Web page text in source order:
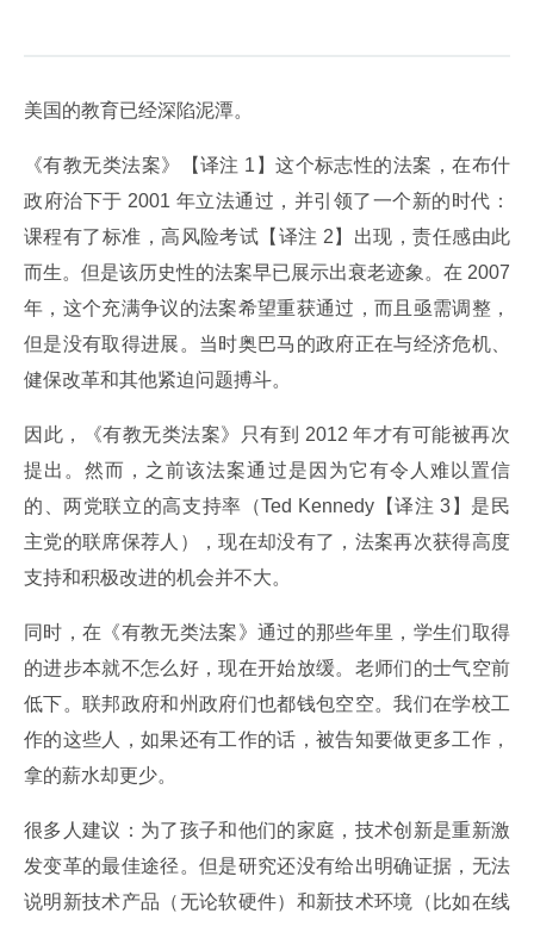
美国的教育已经深陷泥潭。
《有教无类法案》【译注 1】这个标志性的法案，在布什
政府治下于 2001 年立法通过，并引领了一个新的时代：
课程有了标准，高风险考试【译注 2】出现，责任感由此
而生。但是该历史性的法案早已展示出衰老迹象。在 2007
年，这个充满争议的法案希望重获通过，而且亟需调整，
但是没有取得进展。当时奥巴马的政府正在与经济危机、
健保改革和其他紧迫问题搏斗。
因此，《有教无类法案》只有到 2012 年才有可能被再次
提出。然而，之前该法案通过是因为它有令人难以置信
的、两党联立的高支持率（Ted Kennedy【译注 3】是民
主党的联席保荐人），现在却没有了，法案再次获得高度
支持和积极改进的机会并不大。
同时，在《有教无类法案》通过的那些年里，学生们取得
的进步本就不怎么好，现在开始放缓。老师们的士气空前
低下。联邦政府和州政府们也都钱包空空。我们在学校工
作的这些人，如果还有工作的话，被告知要做更多工作，
拿的薪水却更少。
很多人建议：为了孩子和他们的家庭，技术创新是重新激
发变革的最佳途径。但是研究还没有给出明确证据，无法
说明新技术产品（无论软硬件）和新技术环境（比如在线